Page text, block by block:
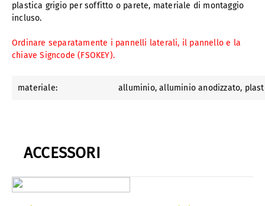
plastica grigio per soffitto o parete, materiale di montaggio
incluso.
Ordinare separatamente i pannelli laterali, il pannello e la
chiave Signcode (FSOKEY).
materiale: alluminio, alluminio anodizzato,
ACCESSORI